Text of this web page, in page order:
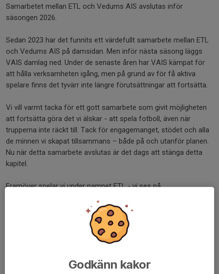
Samarbetet mellan ETL och Vedums AIS avslutas inför
säsongen 2026.
Sedan 2023 har det funnits ett värdefullt samarbete mellan ETL
och Vedums AIS på damsidan. Men inför nästa säsong läggs
VAIS damlag ned. Under de senaste åren har VAIS kämpat för
att hålla verksamheten igång, men på grund av för få aktiva
spelare finns det tyvärr inte längre förutsättningar att fortsätta.
Vi vill varmt tacka för ett gott samarbete som givit möjligheten
att fortsätta göra det vi älskar - att spela fotboll, även när
trupperna inte räckt till. Tack för engagemanget, stödet och alla
de minnen vi skapat tillsammans – både på och utanför planen.
Nu när detta samarbete avslutas är det dags att stänga detta
kapitel.
Framöver spelar vi under namnet ETL - vi ses på
Godkänn kakor